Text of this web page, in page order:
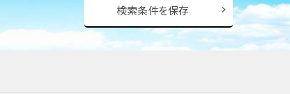
検索条件を保存